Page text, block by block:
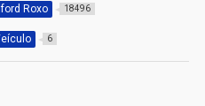
Roxo 18496
6